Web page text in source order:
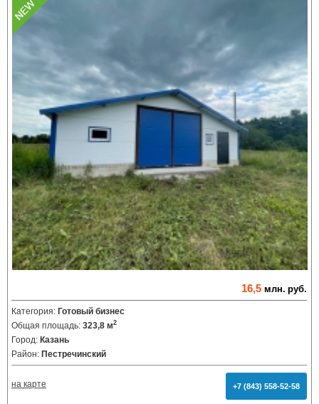
16,5 млн. руб.
Категория: Готовый бизнес
Общая площадь: 323,8 м2
Город: Казань
Район: Пестречинский
на карте +7 (843) 558-52-58